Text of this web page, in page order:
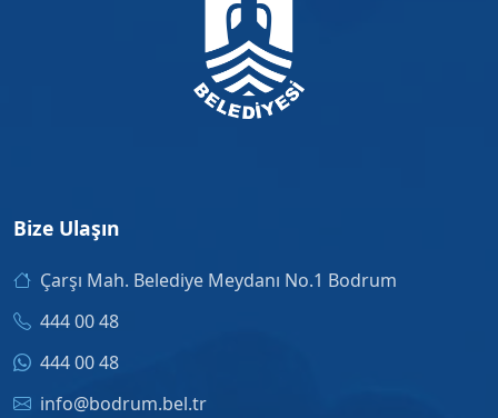
Bize Ulaşın
Çarşı Mah. Belediye Meydanı No.1 Bodrum
444 00 48
444 00 48
info@bodrum.bel.tr